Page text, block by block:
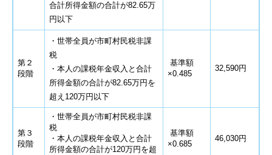
合計所得金額の合計が82.65万
円以下
第２
段階
・世帯全員が市町村民税非課
税
・本人の課税年金収入と合計
所得金額の合計が82.65万円を
超え120万円以下
基準額
×0.485
32,590円
第３
段階
・世帯全員が市町村民税非課
税
・本人の課税年金収入と合計
所得金額の合計が120万円を超
基準額
×0.685
46,030円